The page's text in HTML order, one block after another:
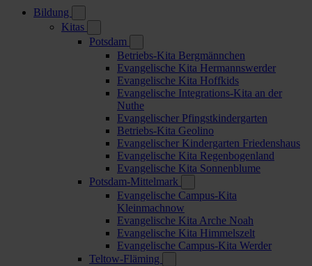
Bildung
Kitas
Potsdam
Betriebs-Kita Bergmännchen
Evangelische Kita Hermannswerder
Evangelische Kita Hoffkids
Evangelische Integrations-Kita an der
Nuthe
Evangelischer Pfingstkindergarten
Betriebs-Kita Geolino
Evangelischer Kindergarten Friedenshaus
Evangelische Kita Regenbogenland
Evangelische Kita Sonnenblume
Potsdam-Mittelmark
Evangelische Campus-Kita
Kleinmachnow
Evangelische Kita Arche Noah
Evangelische Kita Himmelszelt
Evangelische Campus-Kita Werder
Teltow-Fläming